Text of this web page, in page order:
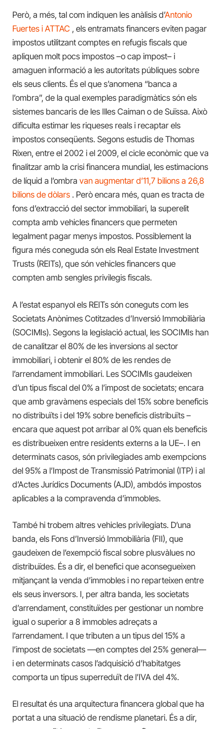
Però, a més, tal com indiquen les anàlisis d’Antonio
Fuertes i ATTAC , els entramats financers eviten pagar
impostos utilitzant comptes en refugis fiscals que
apliquen molt pocs impostos –o cap impost– i
amaguen informació a les autoritats públiques sobre
els seus clients. És el que s’anomena “banca a
l’ombra”, de la qual exemples paradigmàtics són els
sistemes bancaris de les Illes Caiman o de Suïssa. Això
dificulta estimar les riqueses reals i recaptar els
impostos conseqüents. Segons estudis de Thomas
Rixen, entre el 2002 i el 2009, el cicle econòmic que va
finalitzar amb la crisi financera mundial, les estimacions
de líquid a l’ombra van augmentar d’11,7 bilions a 26,8
bilions de dòlars . Però encara més, quan es tracta de
fons d’extracció del sector immobiliari, la superelit
compta amb vehicles financers que permeten
legalment pagar menys impostos. Possiblement la
figura més coneguda són els Real Estate Investment
Trusts (REITs), que són vehicles financers que
compten amb sengles privilegis fiscals.
A l’estat espanyol els REITs són coneguts com les
Societats Anònimes Cotitzades d’Inversió Immobiliària
(SOCIMIs). Segons la legislació actual, les SOCIMIs han
de canalitzar el 80% de les inversions al sector
immobiliari, i obtenir el 80% de les rendes de
l’arrendament immobiliari. Les SOCIMIs gaudeixen
d’un tipus fiscal del 0% a l’impost de societats; encara
que amb gravàmens especials del 15% sobre beneficis
no distribuïts i del 19% sobre beneficis distribuïts –
encara que aquest pot arribar al 0% quan els beneficis
es distribueixen entre residents externs a la UE–. I en
determinats casos, són privilegiades amb exempcions
del 95% a l’Impost de Transmissió Patrimonial (ITP) i al
d’Actes Jurídics Documents (AJD), ambdós impostos
aplicables a la compravenda d’immobles.
També hi trobem altres vehicles privilegiats. D’una
banda, els Fons d’Inversió Immobiliària (FII), que
gaudeixen de l’exempció fiscal sobre plusvàlues no
distribuïdes. És a dir, el benefici que aconsegueixen
mitjançant la venda d’immobles i no reparteixen entre
els seus inversors. I, per altra banda, les societats
d’arrendament, constituïdes per gestionar un nombre
igual o superior a 8 immobles adreçats a
l’arrendament. I que tributen a un tipus del 15% a
l’impost de societats —en comptes del 25% general—
i en determinats casos l’adquisició d’habitatges
comporta un tipus superreduït de l’IVA del 4%.
El resultat és una arquitectura financera global que ha
portat a una situació de rendisme planetari. És a dir,